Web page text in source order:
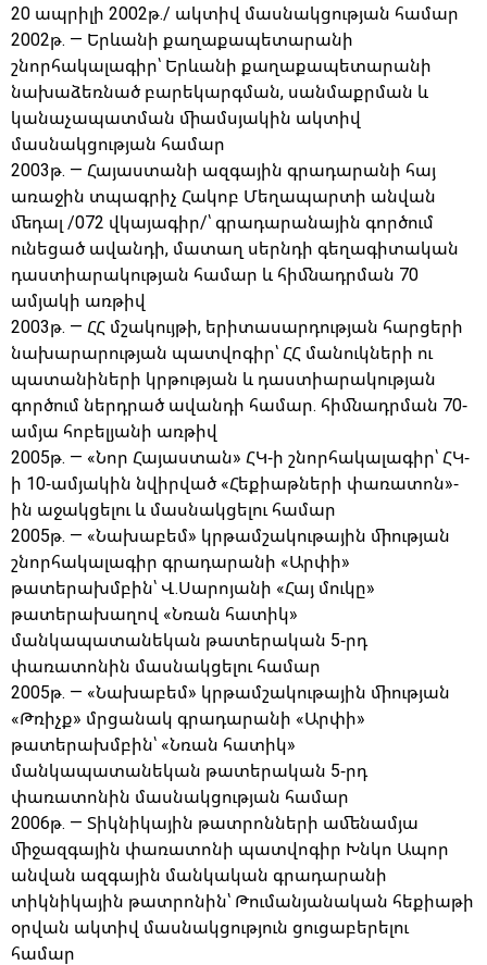
20 ապրիլի 2002թ./ ակտիվ մասնակցության համար
2002թ. — Երևանի քաղաքապետարանի
շնորհակալագիր՝ Երևանի քաղաքապետարանի
նախաձեռնած բարեկարգման, սանմաքրման և
կանաչապատման միամսյակին ակտիվ
մասնակցության համար
2003թ. — Հայաստանի ազգային գրադարանի հայ
առաջին տպագրիչ Հակոբ Մեղապարտի անվան
մեդալ /072 վկայագիր/՝ գրադարանային գործում
ունեցած ավանդի, մատաղ սերնդի գեղագիտական
դաստիարակության համար և հիմնադրման 70
ամյակի առթիվ
2003թ. — ՀՀ մշակույթի, երիտասարդության հարցերի
նախարարության պատվոգիր՝ ՀՀ մանուկների ու
պատանիների կրթության և դաստիարակության
գործում ներդրած ավանդի համար. հիմնադրման 70-
ամյա հոբելյանի առթիվ
2005թ. — «Նոր Հայաստան» ՀԿ-ի շնորհակալագիր՝ ՀԿ-
ի 10-ամյակին նվիրված «Հեքիաթների փառատոն»-
ին աջակցելու և մասնակցելու համար
2005թ. — «Նախաբեմ» կրթամշակութային միության
շնորհակալագիր գրադարանի «Արփի»
թատերախմբին՝ Վ.Սարոյանի «Հայ մուկը»
թատերախաղով «Նռան հատիկ»
մանկապատանեկան թատերական 5-րդ
փառատոնին մասնակցելու համար
2005թ. — «Նախաբեմ» կրթամշակութային միության
«Թռիչք» մրցանակ գրադարանի «Արփի»
թատերախմբին՝ «Նռան հատիկ»
մանկապատանեկան թատերական 5-րդ
փառատոնին մասնակցության համար
2006թ. — Տիկնիկային թատրոնների ամենամյա
միջազգային փառատոնի պատվոգիր Խնկո Ապոր
անվան ազգային մանկական գրադարանի
տիկնիկային թատրոնին՝ Թումանյանական հեքիաթի
օրվան ակտիվ մասնակցություն ցուցաբերելու
համար